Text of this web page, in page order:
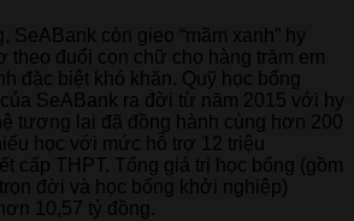
SeABank còn gieo “mầm xanh” hy
theo đuổi con chữ cho hàng trăm em
đặc biệt khó khăn. Quỹ học bổng
SeABank ra đời từ năm 2015 với hy
tương lai đã đồng hành cùng hơn 200
học với mức hỗ trợ 12 triệu
cấp THPT. Tổng giá trị học bổng (gồm
đời và học bổng khởi nghiệp)
10,57 tỷ đồng.